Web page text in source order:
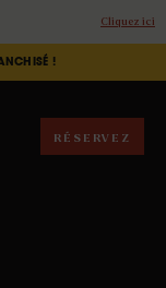
Cliquez ici
!
RÉSERVEZ